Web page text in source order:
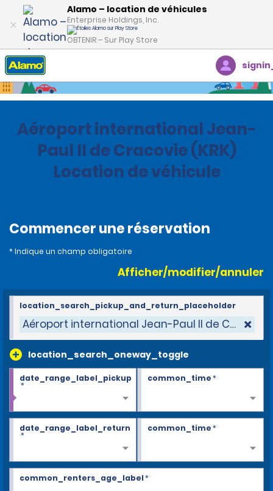
Alamo – location de véhicules
Enterprise Holdings, Inc.
OBTENIR – Sur Play Store
Accueil Succursales
Aéroport international Jean-
Paul II de Cracovie (KRK)
Location de véhicule
Commencer une réservation
* Indique un champ obligatoire
Afficher/modifier/annuler
Aéroport international Jean-Paul II de Cracovie
location_search_oneway_toggle
location_search_pickup_and_return_placeholder
date_range_label_pickup
*
common_time*
date_range_label_return
*
common_time*
common_renters_age_label*